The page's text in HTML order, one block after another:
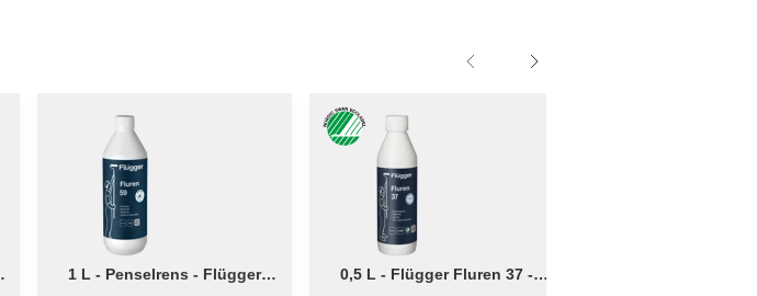
1 L - Penselrens - Flügger
0,5 L - Flügger Fluren 37 -